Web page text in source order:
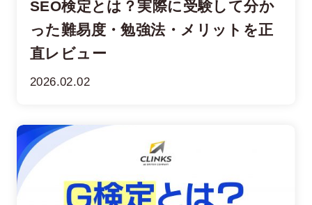
SEO検定とは？実際に受験して分か
った難易度・勉強法・メリットを正
直レビュー
2026.02.02